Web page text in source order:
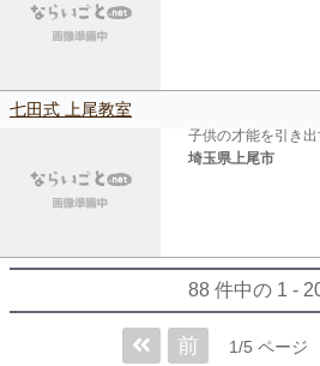
七田式 上尾教室
子供の才能を引き
埼玉県上尾市
88 件中の 1 -
前 1/5 ページ